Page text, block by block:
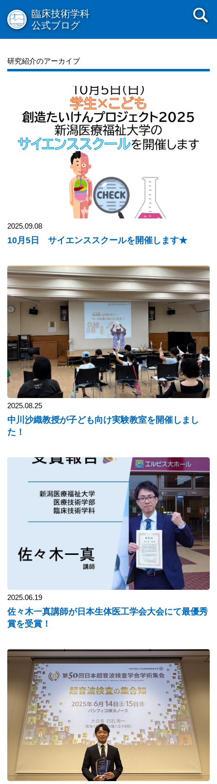
臨床技術学科
公式ブログ
研究紹介のアーカイブ
2025.09.08
10月5日 サイエンススクールを開催します★
2025.08.25
中川沙織教授が子ども向け実験教室を開催しまし
た！
2025.06.19
佐々木一真講師が日本生体医工学会大会にて最優秀
賞を受賞！